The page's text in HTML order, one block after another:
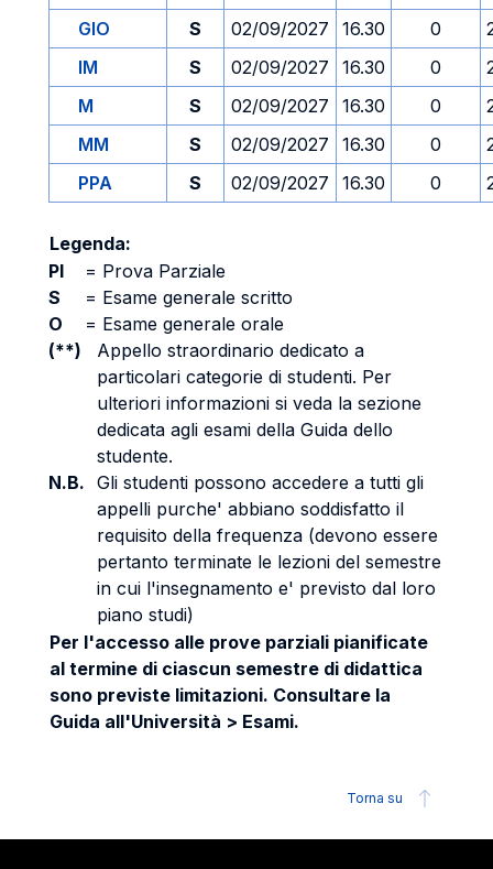
GIO
S 02/09/2027 16.30 0
IM
S 02/09/2027 16.30 0
M
S 02/09/2027 16.30 0
MM
S 02/09/2027 16.30 0
PPA
S 02/09/2027 16.30 0
Legenda:
PI
= Prova Parziale
S
= Esame generale scritto
O
= Esame generale orale
(**)
Appello straordinario dedicato a
particolari categorie di studenti. Per
ulteriori informazioni si veda la sezione
dedicata agli esami della Guida dello
studente.
N.B. Gli studenti possono accedere a tutti gli
appelli purche' abbiano soddisfatto il
requisito della frequenza (devono essere
pertanto terminate le lezioni del semestre
in cui l'insegnamento e' previsto dal loro
piano studi)
Per l'accesso alle prove parziali pianificate
al termine di ciascun semestre di didattica
sono previste limitazioni. Consultare la
Guida all'Università > Esami.
Torna su